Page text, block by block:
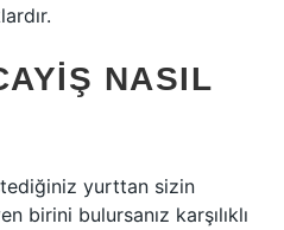
NASIL
yurttan sizin
birini bulursanız karşılıklı